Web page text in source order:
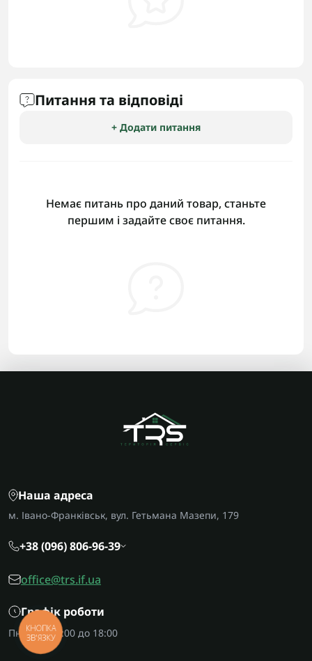
Питання та відповіді
+ Додати питання
Немає питань про даний товар, станьте
першим і задайте своє питання.
Наша адреса
м. Івано-Франківськ, вул. Гетьмана Мазепи, 179
+38 (096) 806-96-39
office@trs.if.ua
Графік роботи
Пн-Пт: з 09:00 до 18:00
КНОПКА
ЗВ'ЯЗКУ